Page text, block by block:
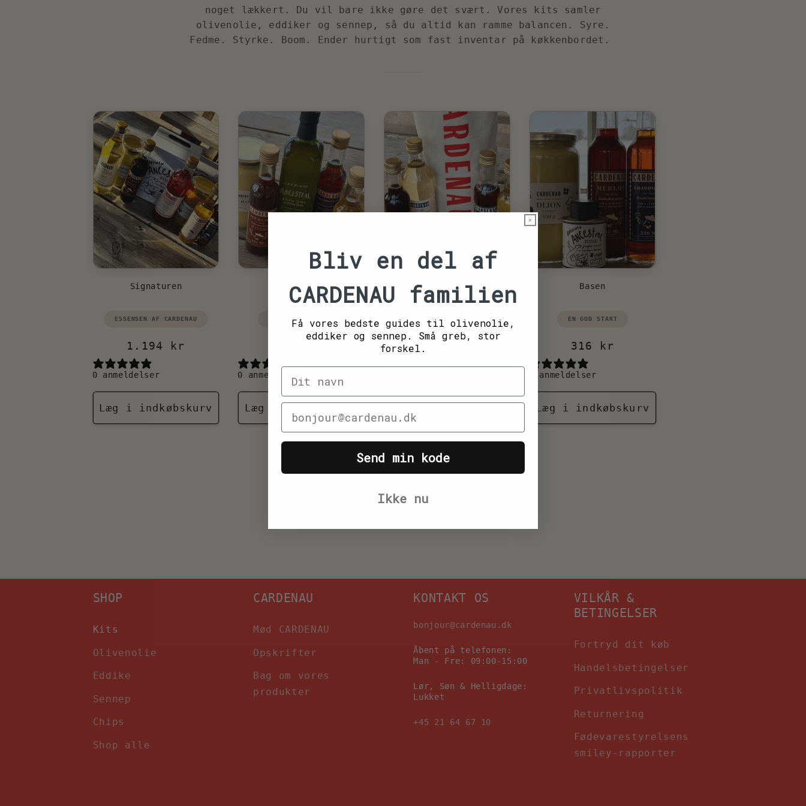
noget lækkert. Du vil bare ikke gøre det svært. Vores kits samler
olivenolie, eddiker og sennep, så du altid kan ramme balancen. Syre.
Fedme. Styrke. Boom. Ender hurtigt som fast inventar på køkkenbordet.
Signaturen
ESSENSEN AF CARDENAU
Normalpris
1.194 kr
0 anmeldelser
Læg i indkøbskurv
Hverdagen
FASTE FAVORITTER
0 anmeldelser
Læg i indkøbskurv
Udvalget
GAVEN DER BLIVER BRUGT
Normalpris
Basen
EN GOD START
Normalpris
316 kr
0 anmeldelser
Læg i indkøbskurv
SHOP
Kits
Olivenolie
Eddike
Sennep
Chips
Shop alle
CARDENAU
Mød CARDENAU
Opskrifter
Bag om vores
produkter
KONTAKT OS
bonjour@cardenau.dk
Åbent på telefonen:
Man - Fre: 09:00-15:00
Lør, Søn & Helligdage:
Lukket
+45 21 64 67 10
VILKÅR &
BETINGELSER
Fortryd dit køb
Handelsbetingelser
Privatlivspolitik
Returnering
Fødevarestyrelsens
smiley-rapporter
Bliv en del af
CARDENAU familien
Få vores bedste guides til olivenolie,
eddiker og sennep. Små greb, stor
forskel.
Navn
Din e-mail
Send min kode
Ikke nu